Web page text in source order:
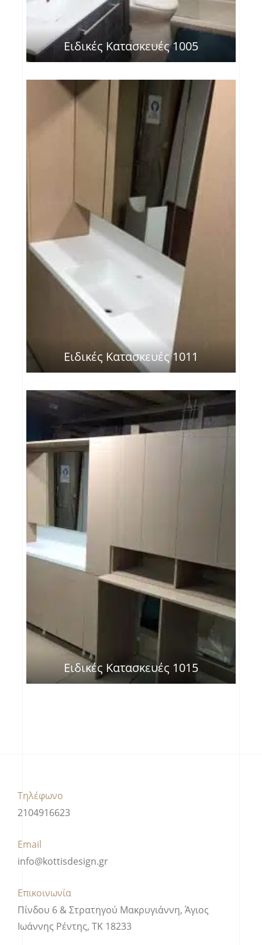
Ειδικές Κατασκευές 1005
Ειδικές Κατασκευές 1011
Ειδικές Κατασκευές 1015
Τηλέφωνο
2104916623
Email
info@kottisdesign.gr
Επικοινωνία
Πίνδου 6 & Στρατηγού Μακρυγιάννη, Άγιος
Ιωάννης Ρέντης, ΤΚ 18233